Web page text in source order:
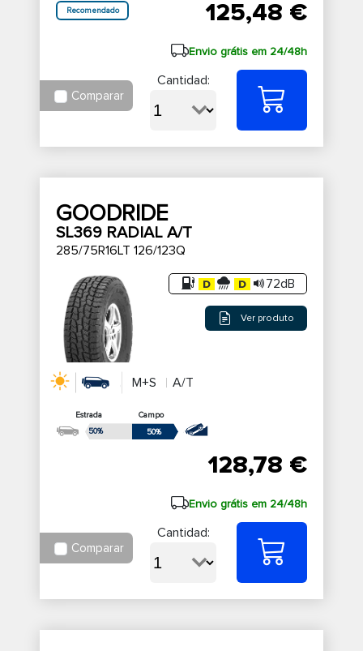
Recomendado 125,48 €
Envio grátis em 24/48h
Comparar
Cantidad:
GOODRIDE
SL369 RADIAL A/T
285/75R16LT 126/123Q
72dB
Ver produto
M+S A/T
Estrada
Campo
50%
50%
128,78 €
Envio grátis em 24/48h
Comparar
Cantidad: